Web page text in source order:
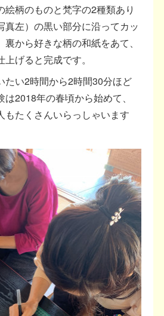
絵柄のものと梵字の2種類あり
真左）の黒い部分に沿ってカッ
から好きな柄の和紙をあて、
げると完成です。
たい2時間から2時間30分ほど
2018年の春頃から始めて、
もたくさんいらっしゃいます